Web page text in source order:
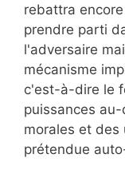
rebattra
prendre parti
l'adversaire
mécanisme
c'est-à-dire le
puissances
morales et des
prétendue